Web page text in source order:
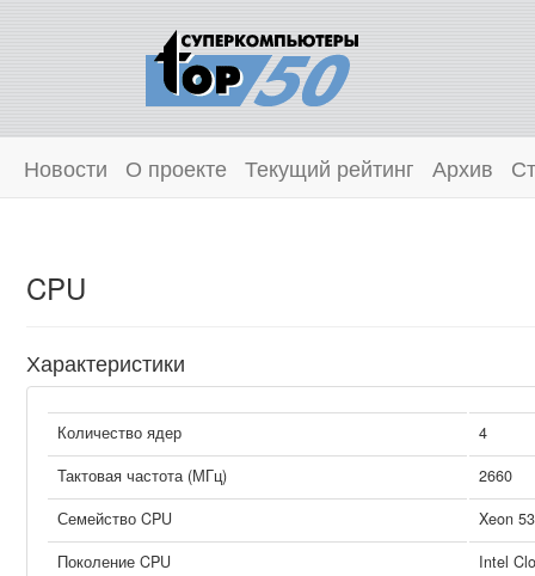
Новости О проекте Текущий рейтинг Архив
CPU
Характеристики
Количество ядер
4
Тактовая частота (МГц)
2660
Семейство CPU
Xeon
Поколение CPU
Intel